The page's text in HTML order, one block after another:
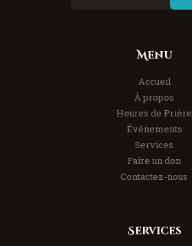
Menu
Accueil
À propos
Heures de Prière
Événements
Services
Faire un don
Contactez-nous
Services